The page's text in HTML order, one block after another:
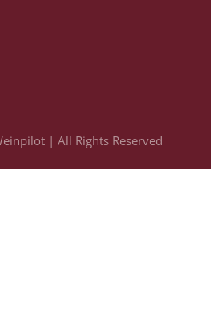
| All Rights Reserved